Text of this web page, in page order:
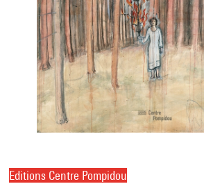
Editions Centre Pompidou